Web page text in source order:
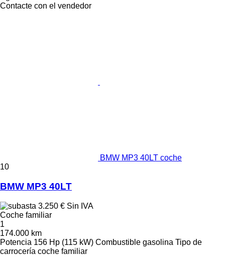
Contacte con el vendedor
BMW MP3 40LT coche
10
BMW MP3 40LT
3.250 € Sin IVA
Coche familiar
1
174.000 km
Potencia 156 Hp (115 kW) Combustible gasolina Tipo de
carrocería coche familiar